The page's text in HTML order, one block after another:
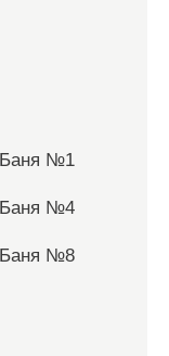
Баня №1
Баня №4
Баня №8